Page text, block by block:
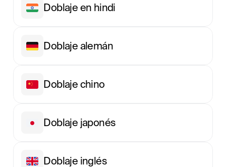
Doblaje en hindi
Doblaje alemán
Doblaje chino
Doblaje japonés
Doblaje inglés